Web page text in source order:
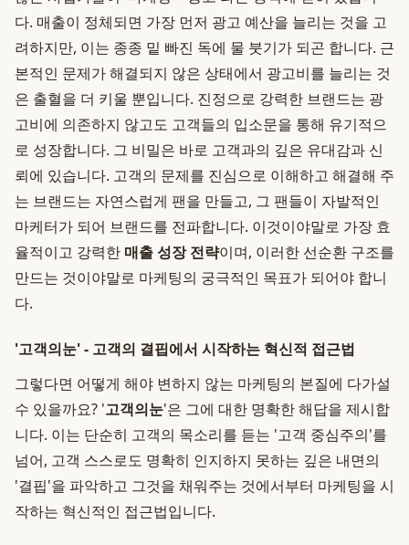
다. 매출이 정체되면 가장 먼저 광고 예산을 늘리는 것을 고
려하지만, 이는 종종 밑 빠진 독에 물 붓기가 되곤 합니다. 근
본적인 문제가 해결되지 않은 상태에서 광고비를 늘리는 것
은 출혈을 더 키울 뿐입니다. 진정으로 강력한 브랜드는 광
고비에 의존하지 않고도 고객들의 입소문을 통해 유기적으
로 성장합니다. 그 비밀은 바로 고객과의 깊은 유대감과 신
뢰에 있습니다. 고객의 문제를 진심으로 이해하고 해결해 주
는 브랜드는 자연스럽게 팬을 만들고, 그 팬들이 자발적인
마케터가 되어 브랜드를 전파합니다. 이것이야말로 가장 효
율적이고 강력한 매출 성장 전략이며, 이러한 선순환 구조를
만드는 것이야말로 마케팅의 궁극적인 목표가 되어야 합니
다.
'고객의눈' - 고객의 결핍에서 시작하는 혁신적 접근법
그렇다면 어떻게 해야 변하지 않는 마케팅의 본질에 다가설
수 있을까요? '고객의눈'은 그에 대한 명확한 해답을 제시합
니다. 이는 단순히 고객의 목소리를 듣는 '고객 중심주의'를
넘어, 고객 스스로도 명확히 인지하지 못하는 깊은 내면의
'결핍'을 파악하고 그것을 채워주는 것에서부터 마케팅을 시
작하는 혁신적인 접근법입니다.